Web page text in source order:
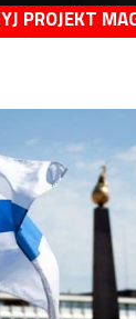
PROJEKT